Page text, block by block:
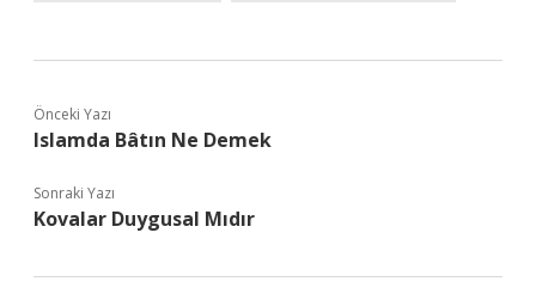
Önceki Yazı
Islamda Bâtın Ne Demek
Sonraki Yazı
Kovalar Duygusal Mıdır